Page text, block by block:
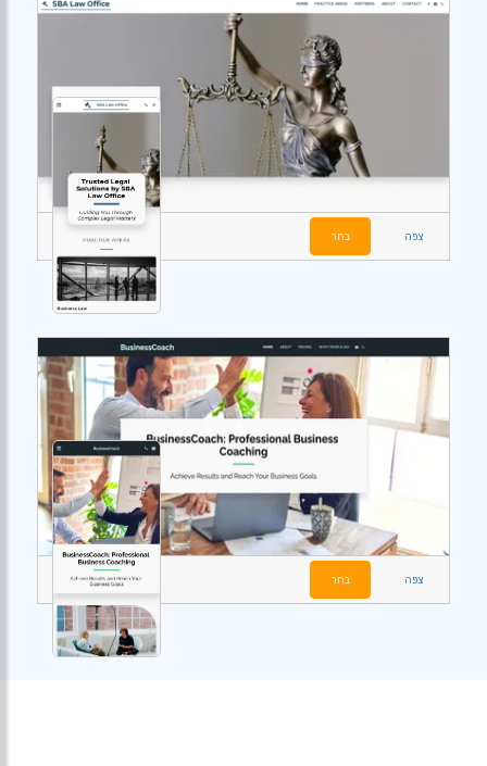
צפה בחר
צפה בחר